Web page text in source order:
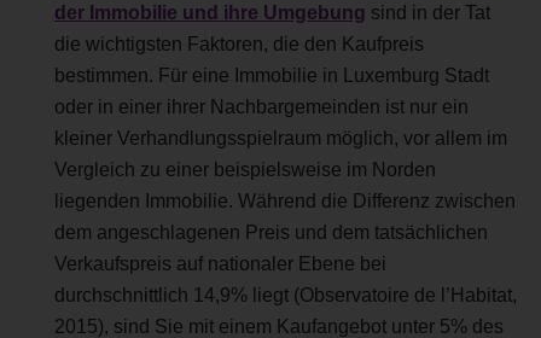
der Immobilie und ihre Umgebung sind in der Tat
die wichtigsten Faktoren, die den Kaufpreis
bestimmen. Für eine Immobilie in Luxemburg Stadt
oder in einer ihrer Nachbargemeinden ist nur ein
kleiner Verhandlungsspielraum möglich, vor allem im
Vergleich zu einer beispielsweise im Norden
liegenden Immobilie. Während die Differenz zwischen
dem angeschlagenen Preis und dem tatsächlichen
Verkaufspreis auf nationaler Ebene bei
durchschnittlich 14,9% liegt (Observatoire de l’Habitat,
2015), sind Sie mit einem Kaufangebot unter 5% des